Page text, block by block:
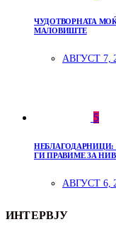
ЧУДОТВОРНАТА
МАЛОВИШТЕ
АВГУСТ 7,
5
НЕБЛАГОДАРНИЦИ:
ГИ ПРАВИМЕ ЗА
АВГУСТ 6,
ИНТЕРВЈУ